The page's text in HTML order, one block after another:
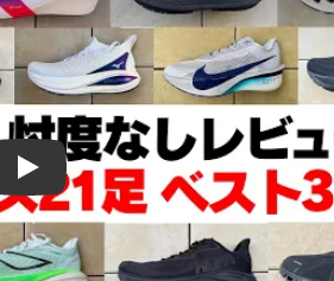
Play